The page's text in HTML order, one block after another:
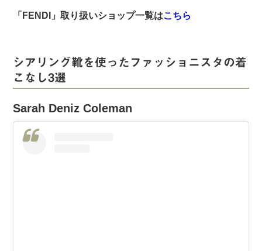
「FENDI」取り扱いショップ一覧はこちら
シアリング靴を使ったファッショニスタの着
こなし3選
Sarah Deniz Coleman